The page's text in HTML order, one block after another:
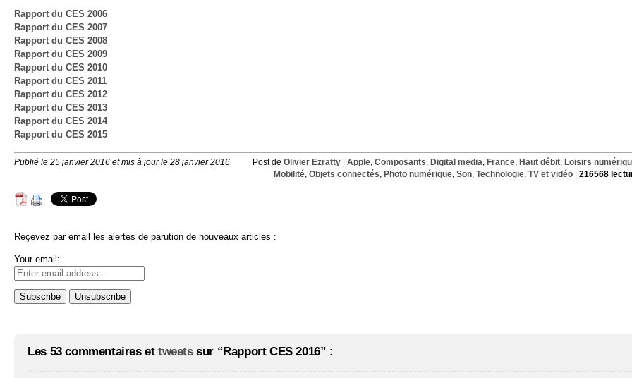
Rapport du CES 2006
Rapport du CES 2007
Rapport du CES 2008
Rapport du CES 2009
Rapport du CES 2010
Rapport du CES 2011
Rapport du CES 2012
Rapport du CES 2013
Rapport du CES 2014
Rapport du CES 2015
Publié le 25 janvier 2016 et mis à jour le 28 janvier 2016 Post de Olivier Ezratty| Apple, Composants Digital media France, Haut débit, Loisirs
Mobilité, Objets connectés Photo numérique, Son, Technologie, TV et vidéo| 216568
Reçevez par email les alertes de parution de nouveaux articles :
Your email:
Les 53 commentaires et tweetssur “Rapport CES 2016” :